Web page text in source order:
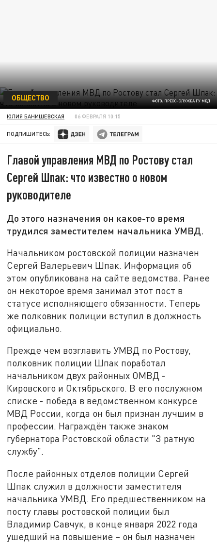
ФОТО: ПРЕСС-СЛУЖБА ГУ МВД
ОБЩЕСТВО
ЮЛИЯ БАНИШЕВСКАЯ 06 ФЕВРАЛЯ 10:15
ПОДПИШИТЕСЬ:
Главой управления МВД по Ростову стал
Сергей Шпак: что известно о новом
руководителе
До этого назначения он какое-то время
трудился заместителем начальника УМВД.
Начальником ростовской полиции назначен
Сергей Валерьевич Шпак. Информация об
этом опубликована на сайте ведомства. Ранее
он некоторое время занимал этот пост в
статусе исполняющего обязанности. Теперь
же полковник полиции вступил в должность
официально.
Прежде чем возглавить УМВД по Ростову,
полковник полиции Шпак поработал
начальником двух районных ОМВД -
Кировского и Октябрьского. В его послужном
списке - победа в ведомственном конкурсе
МВД России, когда он был признан лучшим в
профессии. Награждён также знаком
губернатора Ростовской области "З ратную
службу".
После районных отделов полиции Сергей
Шпак служил в должности заместителя
начальника УМВД. Его предшественником на
посту главы ростовской полиции был
Владимир Савчук, в конце января 2022 года
ушедший на повышение – он был назначен